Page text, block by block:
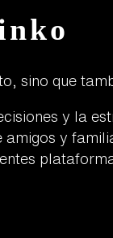
sino que
y la
y